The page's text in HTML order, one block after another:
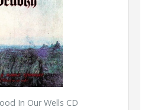
In Our Wells CD